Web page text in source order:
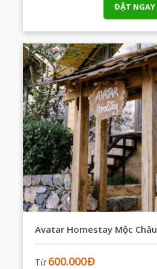
ĐẶT NGAY
Avatar Homestay Mộc Châu
Từ 600.000Đ